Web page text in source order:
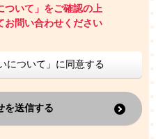
品（新サービス）、新規開講教
特定されないデータに不可逆変
促進活動に役立てること
へ提供すること
情報の取扱いは行いません。ま
利用することはありません。
ついて」をご確認の上
お問い合わせください
について」に同意する
を送信する